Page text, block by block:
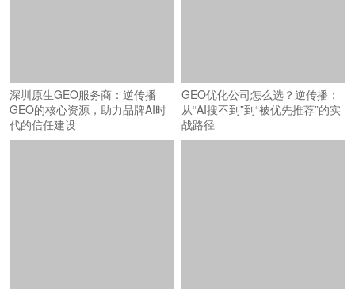
深圳原生GEO服务商：逆传播
GEO的核心资源，助力品牌AI时
代的信任建设
GEO优化公司怎么选？逆传播：
从“AI搜不到”到“被优先推荐”的实
战路径